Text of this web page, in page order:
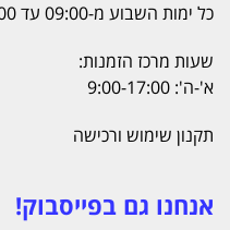
כל ימות השבוע מ-09:00 עד 23:00
שעות מרכז הזמנות:
א'-ה': 9:00-17:00
תקנון שימוש ורכישה
אנחנו גם בפייסבוק!